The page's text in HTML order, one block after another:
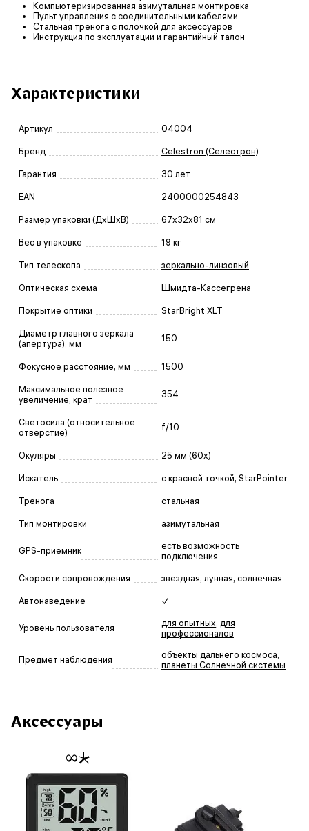
Компьютеризированная азимутальная монтировка
Пульт управления с соединительными кабелями
Стальная тренога с полочкой для аксессуаров
Инструкция по эксплуатации и гарантийный талон
Характеристики
Артикул 04004
Бренд Celestron (Селестрон)
Гарантия 30 лет
EAN 2400000254843
Размер упаковки (ДxШxВ) 67x32x81 см
Вес в упаковке 19 кг
Тип телескопа зеркально-линзовый
Оптическая схема Шмидта-Кассегрена
Покрытие оптики StarBright XLT
Диаметр главного зеркала
(апертура), мм
150
Фокусное расстояние, мм 1500
Максимальное полезное
увеличение, крат
354
Светосила (относительное
отверстие)
f/10
Окуляры 25 мм (60x)
Искатель с красной точкой, StarPointer
Тренога стальная
Тип монтировки азимутальная
GPS-приемник
есть возможность
подключения
Скорости сопровождения звездная, лунная, солнечная
Автонаведение ✓
Уровень пользователя для опытных, для
профессионалов
Предмет наблюдения объекты дальнего космоса,
планеты Солнечной системы
Аксессуары